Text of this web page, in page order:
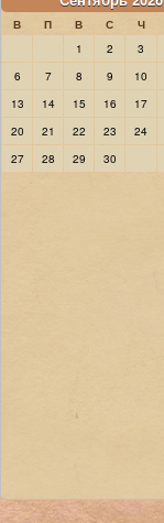
В П В С Ч
1
2 3
6
7 8 9 10
13
14 15 16 17
20
21 22 23 24
27
28 29 30